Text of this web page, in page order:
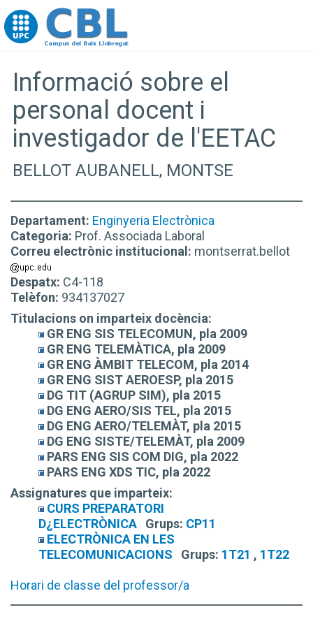
Go to upc.edu
Informació sobre el
personal docent i
investigador de l'EETAC
BELLOT AUBANELL, MONTSE
Departament: Enginyeria Electrònica
Categoria: Prof. Associada Laboral
Correu electrònic institucional: montserrat.bellot
Despatx: C4-118
Telèfon: 934137027
Titulacions on imparteix docència:
GR ENG SIS TELECOMUN, pla 2009
GR ENG TELEMÀTICA, pla 2009
GR ENG ÀMBIT TELECOM, pla 2014
GR ENG SIST AEROESP, pla 2015
DG TIT (AGRUP SIM), pla 2015
DG ENG AERO/SIS TEL, pla 2015
DG ENG AERO/TELEMÀT, pla 2015
DG ENG SISTE/TELEMÀT, pla 2009
PARS ENG SIS COM DIG, pla 2022
PARS ENG XDS TIC, pla 2022
Assignatures que imparteix:
CURS PREPARATORI
D¿ELECTRÒNICA
Grups: CP11
ELECTRÒNICA EN LES
TELECOMUNICACIONS
Grups: 1T21 , 1T22
Horari de classe del professor/a